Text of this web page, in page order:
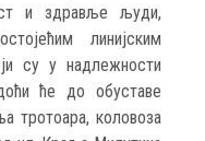
и здравље људи,
линијским
су у надлежности
ће до обуставе
тротоара, коловоза